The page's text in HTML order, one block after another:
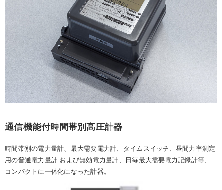
通信機能付時間帯別高圧計器
時間帯別の電力量計、最大需要電力計、タイムスイッチ、昼間力率測定
用の普通電力量計 および無効電力量計、日毎最大需要電力記録計等、
コンパクトに一体化になった計器。